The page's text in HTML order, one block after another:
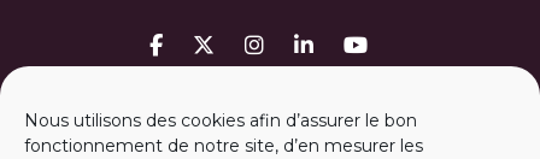
Nous utilisons des cookies afin d’assurer le bon
fonctionnement de notre site, d’en mesurer les
MON ESPACE PERSO